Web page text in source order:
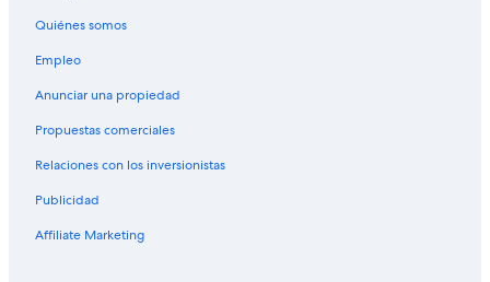
Quiénes somos
Empleo
Anunciar una propiedad
Propuestas comerciales
Relaciones con los inversionistas
Publicidad
Affiliate Marketing